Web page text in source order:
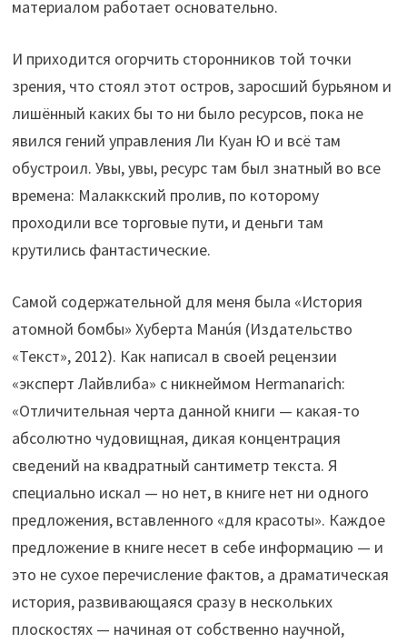
материалом работает основательно.
И приходится огорчить сторонников той точки
зрения, что стоял этот остров, заросший бурьяном и
лишённый каких бы то ни было ресурсов, пока не
явился гений управления Ли Куан Ю и всё там
обустроил. Увы, увы, ресурс там был знатный во все
времена: Малаккский пролив, по которому
проходили все торговые пути, и деньги там
крутились фантастические.
Самой содержательной для меня была «История
атомной бомбы» Хуберта Манúя (Издательство
«Текст», 2012). Как написал в своей рецензии
«эксперт Лайвлиба» с никнеймом Hermanarich:
«Отличительная черта данной книги — какая-то
абсолютно чудовищная, дикая концентрация
сведений на квадратный сантиметр текста. Я
специально искал — но нет, в книге нет ни одного
предложения, вставленного «для красоты». Каждое
предложение в книге несет в себе информацию — и
это не сухое перечисление фактов, а драматическая
история, развивающаяся сразу в нескольких
плоскостях — начиная от собственно научной,